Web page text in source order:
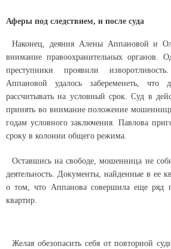
Аферы под следствием, и после суда
Наконец, деяния Алены Аппановой и
внимание правоохранительных органов.
преступники проявили
Аппановой удалось забеременеть, что
рассчитывать на условный срок. Суд в
принять во внимание положение
годам условного заключения. Павлова
сроку в колонии общего режима.
Оставшись на свободе, мошенница не
деятельность. Документы, найденные в ее
о том, что Аппанова совершила еще ряд
квартир.
Желая обезопасить себя от повторной